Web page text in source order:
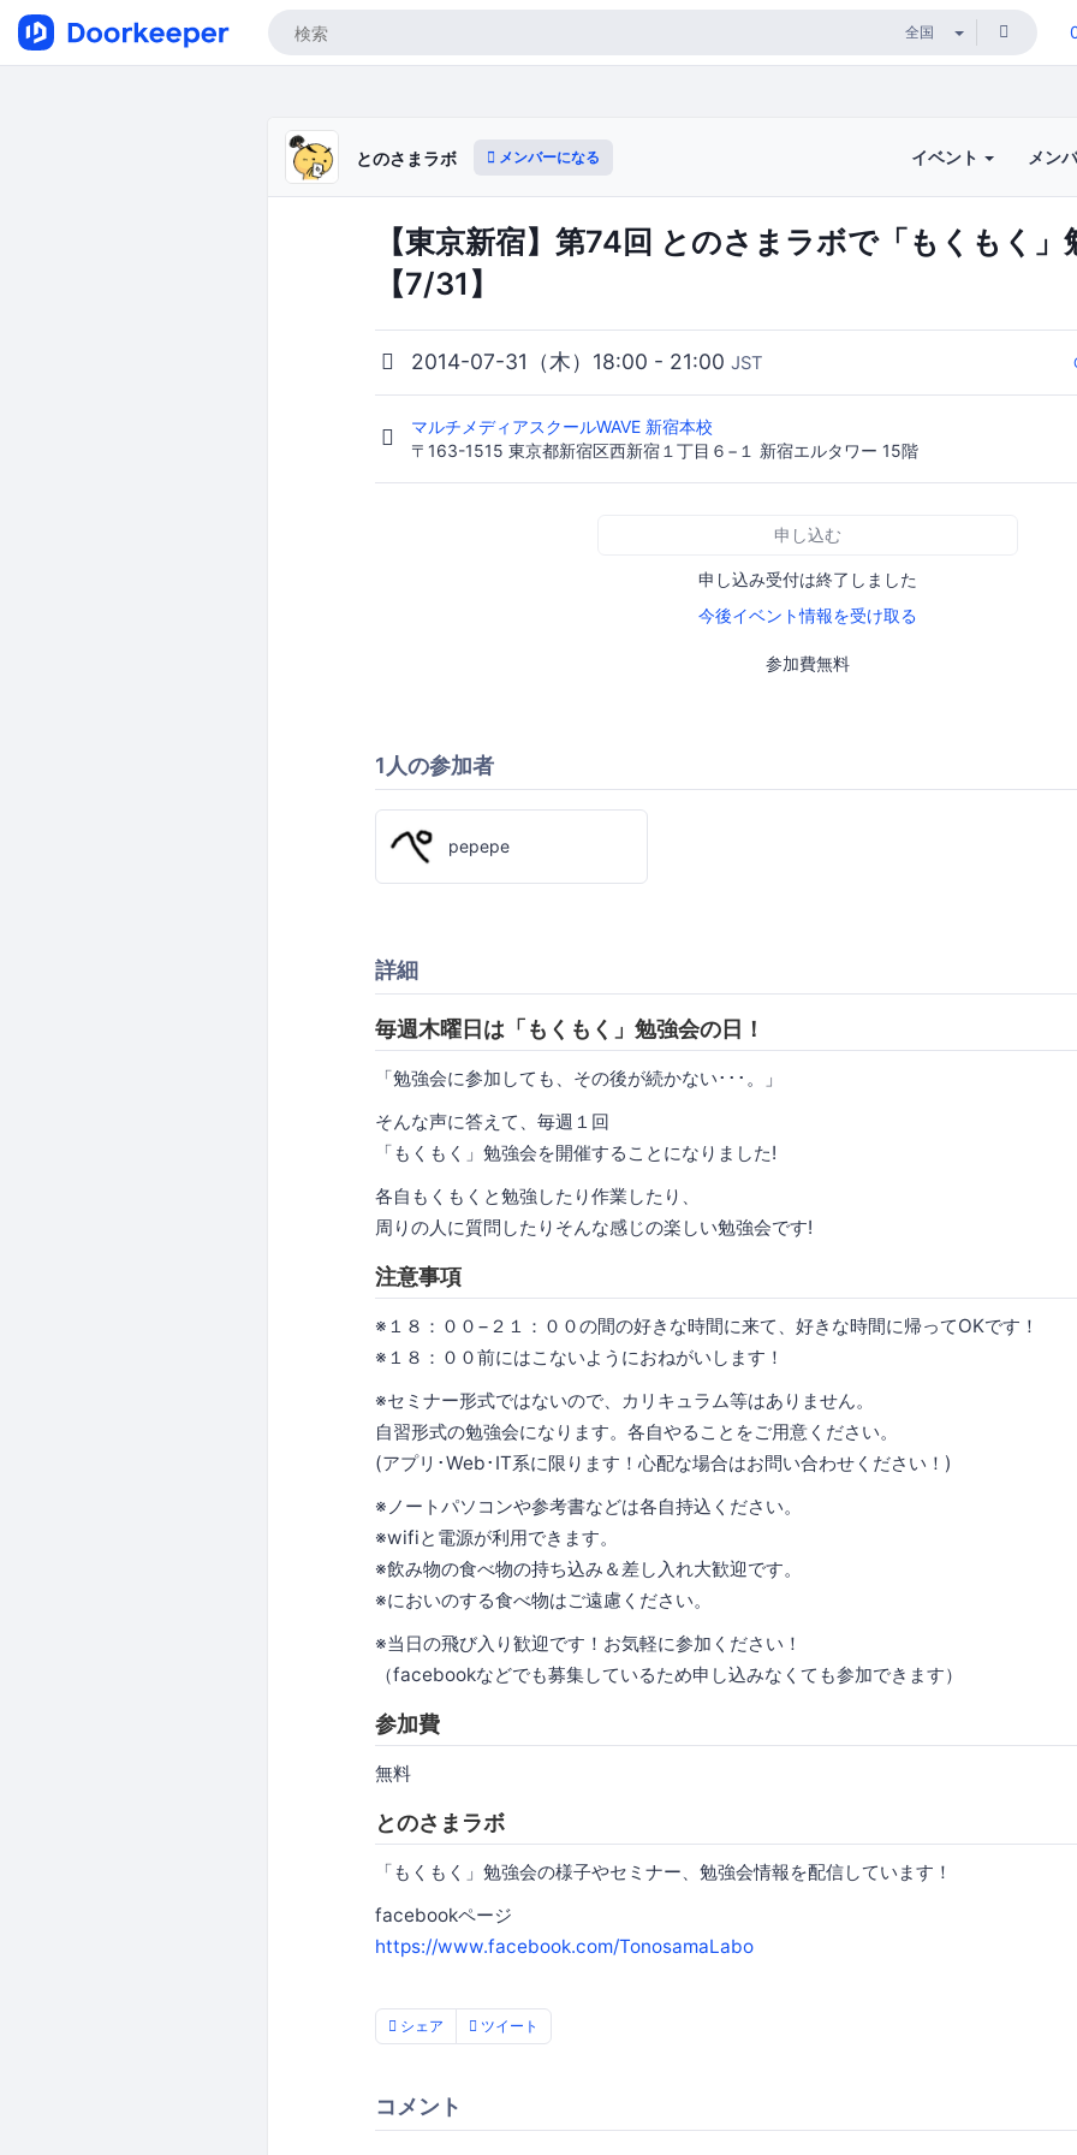
とのさまラボ メンバーになる イベント メン
【東京新宿】第74回 とのさまラボで「もくもく」
【7/31】
2014-07-31（木）18:00 - 21:00 JST
マルチメディアスクールWAVE 新宿本校
〒163-1515 東京都新宿区西新宿１丁目６−１ 新宿エルタワー 15階
申し込む
申し込み受付は終了しました
今後イベント情報を受け取る
参加費無料
1人の参加者
pepepe
詳細
毎週木曜日は「もくもく」勉強会の日！
「勉強会に参加しても、その後が続かない･･･。」
そんな声に答えて、毎週１回
「もくもく」勉強会を開催することになりました!
各自もくもくと勉強したり作業したり、
周りの人に質問したりそんな感じの楽しい勉強会です!
注意事項
※１８：００−２１：００の間の好きな時間に来て、好きな時間に帰ってOKです！
※１８：００前にはこないようにおねがいします！
※セミナー形式ではないので、カリキュラム等はありません。
自習形式の勉強会になります。各自やることをご用意ください。
(アプリ･Web･IT系に限ります！心配な場合はお問い合わせください！)
※ノートパソコンや参考書などは各自持込ください。
※wifiと電源が利用できます。
※飲み物の食べ物の持ち込み＆差し入れ大歓迎です。
※においのする食べ物はご遠慮ください。
※当日の飛び入り歓迎です！お気軽に参加ください！
（facebookなどでも募集しているため申し込みなくても参加できます）
参加費
無料
とのさまラボ
「もくもく」勉強会の様子やセミナー、勉強会情報を配信しています！
facebookページ
https://www.facebook.com/TonosamaLabo
シェア ツイート
コメント